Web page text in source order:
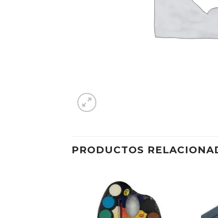
PRODUCTOS